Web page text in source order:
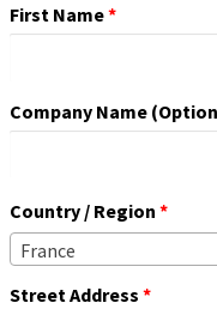
First Name*
Company Name
Country / Region *
France
Street Address *